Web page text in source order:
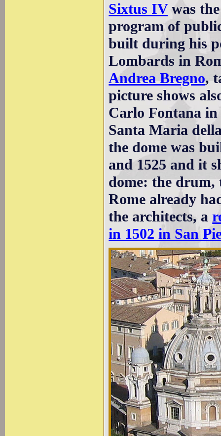
Sixtus IVwas
program of
built during his
Lombards in
Andrea Bregno,
picture shows
Carlo Fontana in
Santa Maria
the dome was
and 1525 and it
dome: the
Rome already
the architects, a
in 1502 in San